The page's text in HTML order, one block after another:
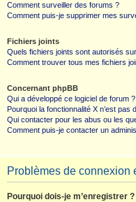
Comment surveiller des forums ?
Comment puis-je supprimer mes
Fichiers joints
Quels fichiers joints sont autorisés
Comment trouver tous mes fichiers
Concernant phpBB
Qui a développé ce logiciel de forum ?
Pourquoi la fonctionnalité X n’est pas
Qui contacter pour les abus ou les
Comment puis-je contacter un
Problèmes de connexion
Pourquoi dois-je m’enregistrer ?